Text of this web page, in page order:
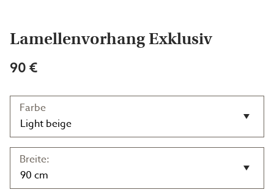
Lamellenvorhang Exklusiv
90 €
Farbe
Breite: